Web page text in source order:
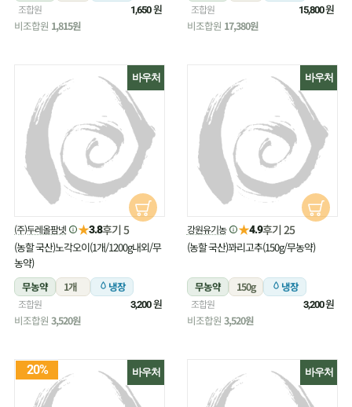
조합원 15,800원
비조합원 17,380원
조합원 1,650원
비조합원 1,815원
바우처
강원유기농 ★4.9후기 25
(농할 국산)꽈리고추(150g/무농약)
무농약 150g 냉장
조합원 3,200원
비조합원 3,520원
바우처
(주)두레올팜넷 ★3.8후기 5
(농할 국산)노각오이(1개/1200g내외/무
농약)
무농약
1개 냉장
조합원 3,200원
비조합원 3,520원
바우처
바우처
20%